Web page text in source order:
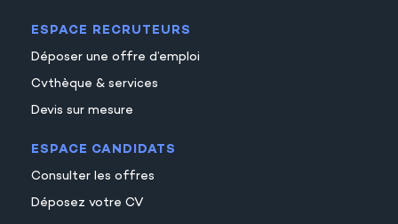
ESPACE RECRUTEURS
Déposer une offre d’emploi
Cvthèque & services
Devis sur mesure
ESPACE CANDIDATS
Consulter les offres
Déposez votre CV